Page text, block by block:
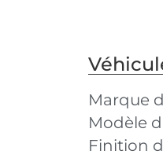
Marque
Modèle
Finition